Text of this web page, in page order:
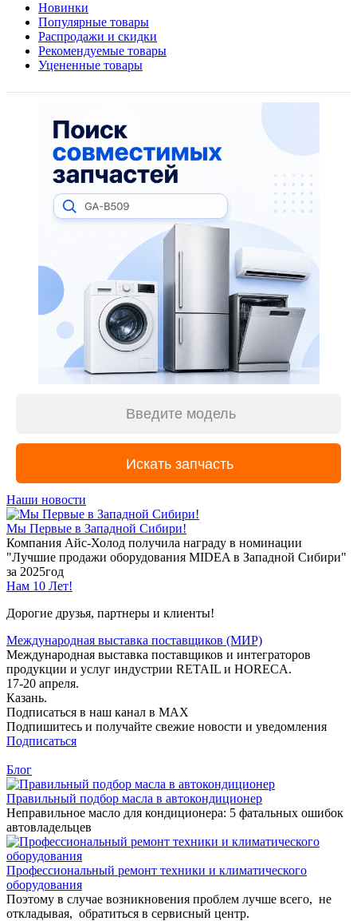
Новинки
Популярные товары
Распродажи и скидки
Рекомендуемые товары
Уцененные товары
Наши новости
Мы Первые в Западной Сибири!
Компания Айс-Холод получила награду в номинации
"Лучшие продажи оборудования MIDEA в Западной Сибири"
за 2025год
Нам 10 Лет!
Дорогие друзья, партнеры и клиенты!
Международная выставка поставщиков (МИР)
Международная выставка поставщиков и интеграторов
продукции и услуг индустрии RETAIL и HORECA.
17-20 апреля.
Казань.
Подписаться в наш канал в MAX
Подпишитесь и получайте свежие новости и уведомления
Подписаться
Блог
Правильный подбор масла в автокондиционер
Неправильное масло для кондиционера: 5 фатальных ошибок
автовладельцев
Профессиональный ремонт техники и климатического
оборудования
Поэтому в случае возникновения проблем лучше всего, не
откладывая, обратиться в сервисный центр.